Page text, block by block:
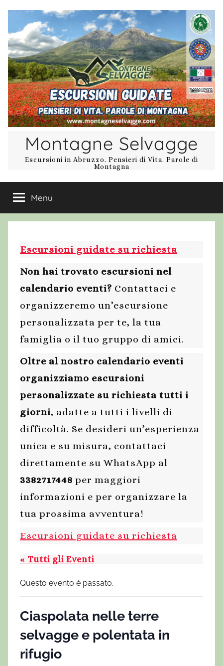
contenuto
Montagne Selvagge
Escursioni in Abruzzo. Pensieri di Vita. Parole di
Montagna
Menu
Escursioni guidate su richiesta
Non hai trovato escursioni nel
calendario eventi? Contattaci e
organizzeremo un’escursione
personalizzata per te, la tua
famiglia o il tuo gruppo di amici.
Oltre al nostro calendario eventi
organizziamo escursioni
personalizzate su richiesta tutti i
giorni, adatte a tutti i livelli di
difficoltà. Se desideri un’esperienza
unica e su misura, contattaci
direttamente su WhatsApp al
3382717448 per maggiori
informazioni e per organizzare la
tua prossima avventura!
Escursioni guidate su richiesta
« Tutti gli Eventi
Questo evento è passato.
Ciaspolata nelle terre
selvagge e polentata in
rifugio